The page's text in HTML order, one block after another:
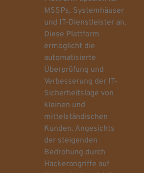
MSSPs, Systemhäuser
und IT-Dienstleister an.
Diese Plattform
ermöglicht die
automatisierte
Überprüfung und
Verbesserung der IT-
Sicherheitslage von
kleinen und
mittelständischen
Kunden. Angesichts
der steigenden
Bedrohung durch
Hackerangriffe auf